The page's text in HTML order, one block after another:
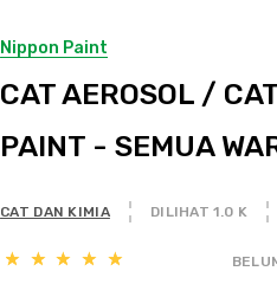
Nippon Paint
CAT AEROSOL /
PAINT - SEMUA
CAT DAN KIMIA DILIHAT 1.0 K